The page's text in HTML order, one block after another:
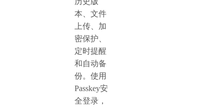
本、文件
上传、加
密保护、
定时提醒
和自动备
份。使用
Passkey安
全登录，